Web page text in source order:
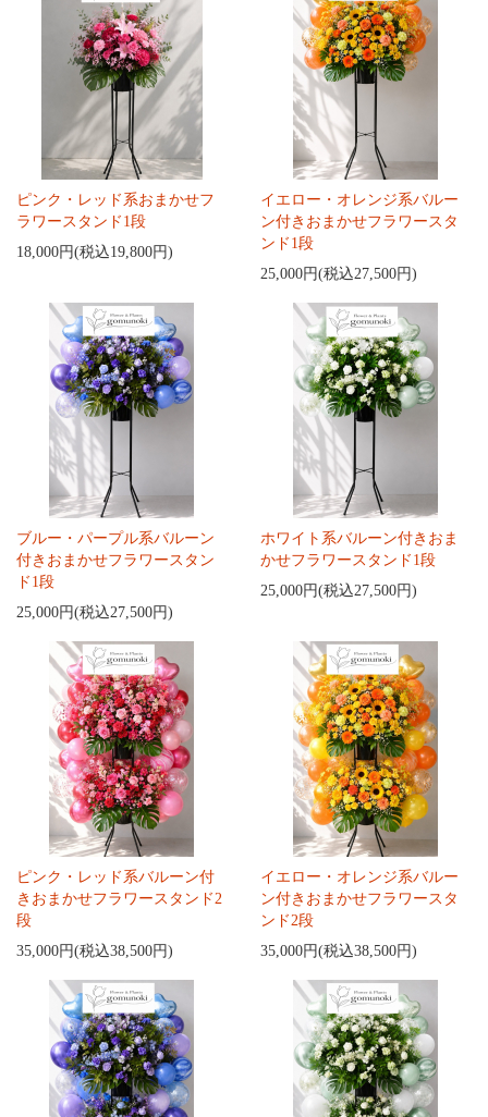
ピンク・レッド系おまかせフ
ラワースタンド1段
18,000円(税込19,800円)
イエロー・オレンジ系バルー
ン付きおまかせフラワースタ
ンド1段
25,000円(税込27,500円)
ブルー・パープル系バルーン
付きおまかせフラワースタン
ド1段
25,000円(税込27,500円)
ホワイト系バルーン付きおま
かせフラワースタンド1段
25,000円(税込27,500円)
ピンク・レッド系バルーン付
きおまかせフラワースタンド2
段
35,000円(税込38,500円)
イエロー・オレンジ系バルー
ン付きおまかせフラワースタ
ンド2段
35,000円(税込38,500円)